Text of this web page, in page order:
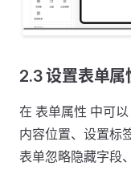
2.3 设置表单属
在 表单属性 中可
内容位置、设置标
表单忽略隐藏字段